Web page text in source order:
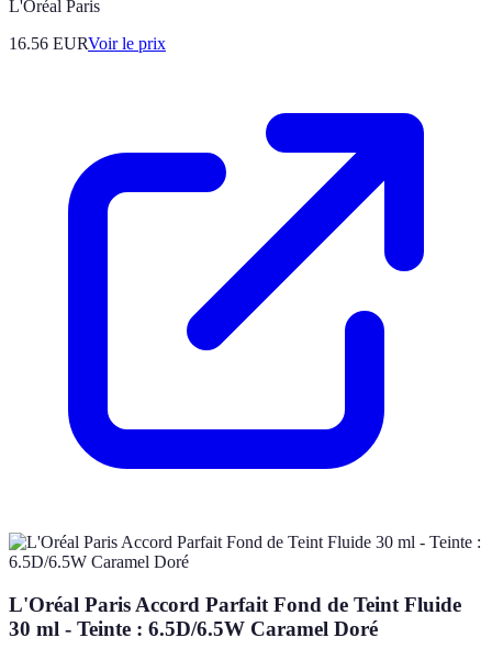
L'Oréal Paris
16.56 EURVoir le prix
L'Oréal Paris Accord Parfait Fond de Teint Fluide
30 ml - Teinte : 6.5D/6.5W Caramel Doré